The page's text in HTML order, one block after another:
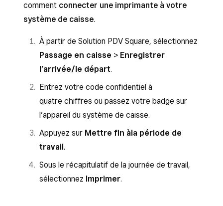
comment connecter une imprimante à votre
système de caisse.
À partir de Solution PDV Square, sélectionnez
Passage en caisse > Enregistrer
l’arrivée/le départ.
Entrez votre code confidentiel à
quatre chiffres ou passez votre badge sur
l’appareil du système de caisse.
Appuyez sur Mettre fin àla période de
travail.
Sous le récapitulatif de la journée de travail,
sélectionnez Imprimer.